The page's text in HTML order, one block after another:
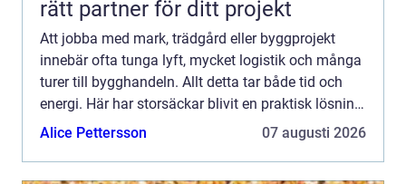
rätt partner för ditt projekt
Att jobba med mark, trädgård eller byggprojekt
innebär ofta tunga lyft, mycket logistik och många
turer till bygghandeln. Allt detta tar både tid och
energi. Här har storsäckar blivit en praktisk lösning
som...
Alice Pettersson 07 augusti 2026